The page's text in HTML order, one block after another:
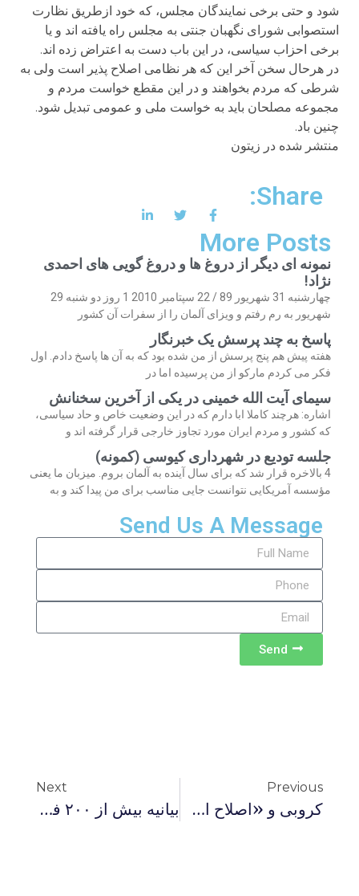
شود و حتی برخی نمایندگان مجلس، که خود ازطریق نظارت
استصوابی شورای نگهبان جنتی به مجلس راه یافته اند و یا
برخی احزاب سیاسی، در این باب دست به اعتراض زده اند.
در هرحال سخن آخر این که هر نظامی اصلاح پذیر است ولی به
شرطی که مردم بخواهند و در این مقطع خواست مردم و
مجموعه مصلحان باید به خواست ملی و عمومی تبدیل شود.
چنین باد.
منتشر شده در زیتون
Share:
More Posts
نمونه ای دیگر از دروغ ها و دروغ گویی های احمدی
نژاد!
چهارشنبه 31 شهریور 89 / 22 سپتامبر 2010 1 روز دو شنبه 29
شهریور به رم رفتم و ویزای آلمان را از سفرات آن کشور
پاسخ به چند پرسش یک خبرنگار
هفته پیش هم پنج پرسش از من شده بود که به آن ها پاسخ دادم. اول
فکر می کردم مارکو از من پرسیده اما در
سیمای آیت الله خمینی در یکی از آخرین سخنانش
اشاره: هرچند کاملا ابا دارم که در این وضعیت خاص و حاد سیاسی،
که کشور و مردم ایران مورد تجاوز خارجی قرار گرفته اند و
جلسه تودیع در شهرداری کیوسی (کمونه)
4 بالاخره قرار شد که برای سال آینده به آلمان بروم. میزبان ما یعنی
مؤسسه آمریکایی نتوانست جایی مناسب برای من پیدا کند و به
Send Us A Message
Send
Previous
کروبی و «اصلاح اصلاحات»
Next
بیانیه بیش از ۲۰۰ فعال سیاسی و مدنی داخل و خارج از کشور در حمایت از نامه مهدی کروبی